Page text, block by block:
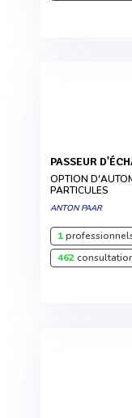
PASSEUR
OPTION
PARTICULES
ANTON PAAR
1
462